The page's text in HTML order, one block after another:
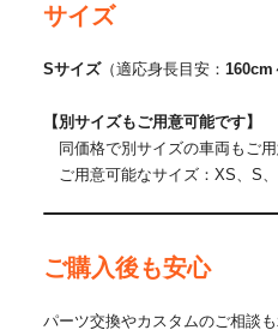
サイズ
Sサイズ（適応身長目安： 160cm
【別サイズもご用意可能です】
同価格で別サイズの車両もご用
ご用意可能なサイズ：XS、S
ご購入後も安心
パーツ交換やカスタムのご相談も